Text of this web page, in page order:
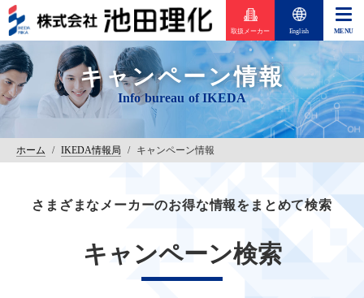
取扱メーカー English
キャンペーン情報
ホーム / IKEDA情報局 / キャンペーン情報
さまざまなメーカーのお得な情報をまとめて検索
キャンペーン検索